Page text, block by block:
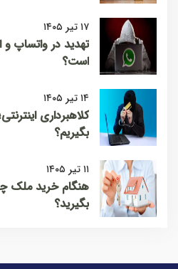
۱۷ تیر ۱۴۰۵
تهدید در واتساپ و
است؟
۱۴ تیر ۱۴۰۵
کلاهبرداری
بگیریم؟
۱۱ تیر ۱۴۰۵
هنگام خرید ملک
بگیرید؟